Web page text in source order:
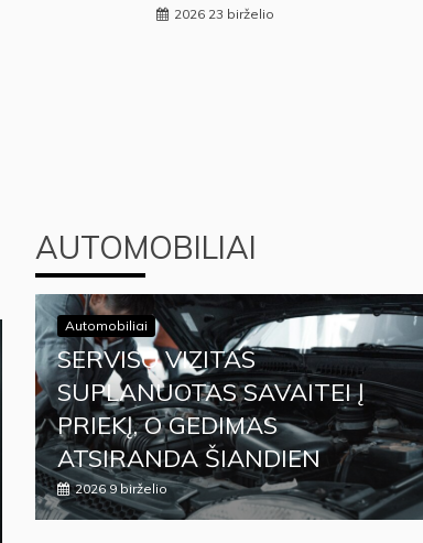
2026 23 birželio
AUTOMOBILIAI
Automobiliai
SERVISO VIZITAS
SUPLANUOTAS SAVAITEI Į
PRIEKĮ, O GEDIMAS
ATSIRANDA ŠIANDIEN
2026 9 birželio